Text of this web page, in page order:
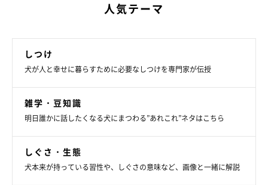
人気テーマ
しつけ
犬が人と幸せに暮らすために必要なしつけを専門家が伝授
雑学・豆知識
明日誰かに話したくなる犬にまつわる”あれこれ”ネタはこちら
しぐさ・生態
犬本来が持っている習性や、しぐさの意味など、画像と一緒に解説